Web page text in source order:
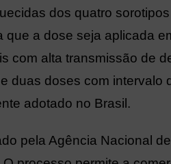
dos quatro
a dose seja aplicada
com alta transmissão de
duas doses com intervalo
adotado no Brasil.
pela Agência Nacional